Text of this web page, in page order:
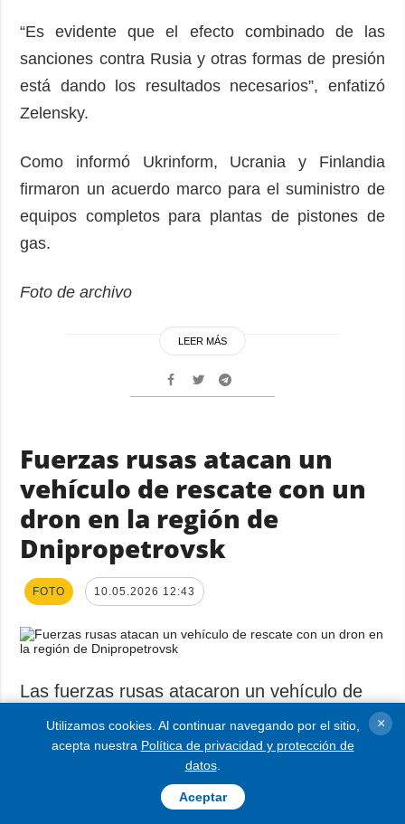
“Es evidente que el efecto combinado de las
sanciones contra Rusia y otras formas de presión
está dando los resultados necesarios”, enfatizó
Zelensky.
Como informó Ukrinform, Ucrania y Finlandia
firmaron un acuerdo marco para el suministro de
equipos completos para plantas de pistones de
gas.
Foto de archivo
LEER MÁS
Fuerzas rusas atacan un
vehículo de rescate con un
dron en la región de
Dnipropetrovsk
FOTO 10.05.2026 12:43
Las fuerzas rusas atacaron un vehículo de
rescate en la localidad de Myrove de la
región de Dnipropetrovsk; la tripulación se
dirigía a ayudar a los residentes.
Utilizamos cookies. Al continuar navegando por el sitio,
acepta nuestra Política de privacidad y protección de
datos.
Aceptar
×